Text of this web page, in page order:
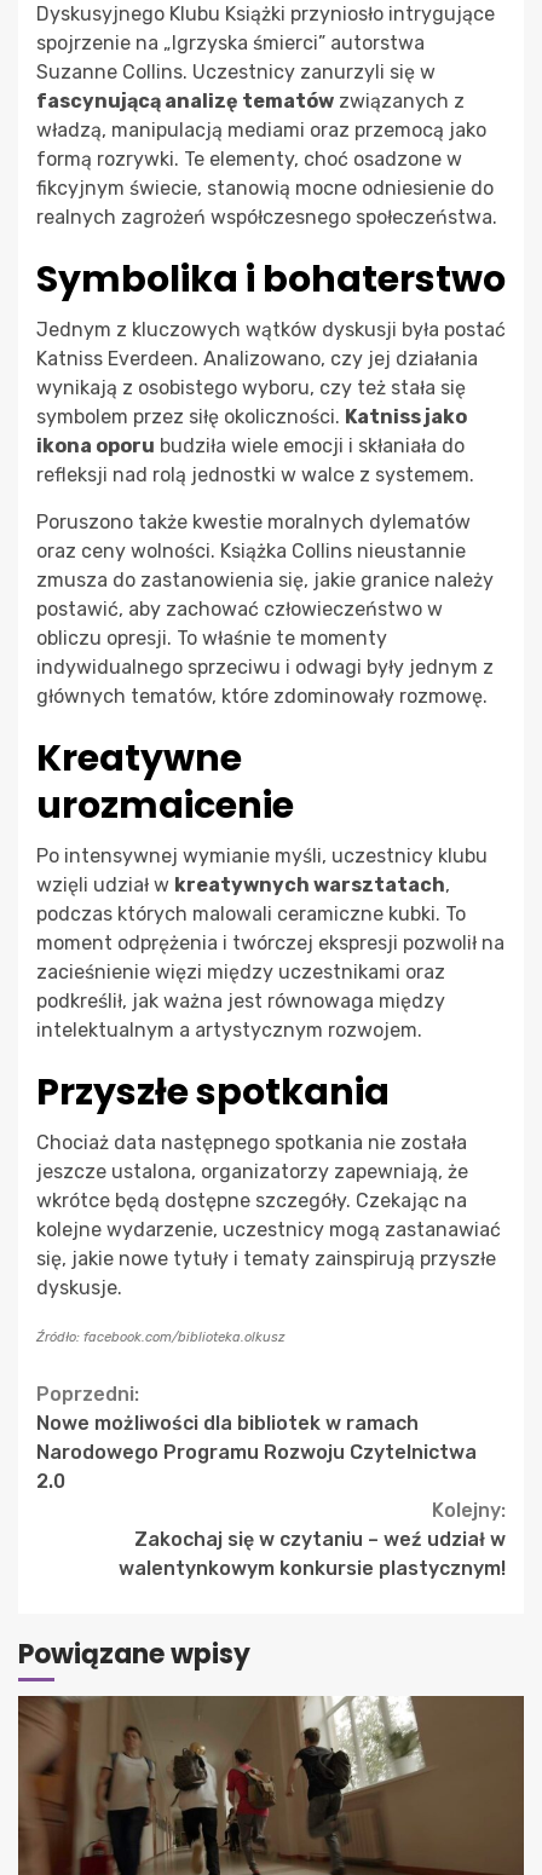
Dyskusyjnego Klubu Książki przyniosło intrygujące
spojrzenie na „Igrzyska śmierci” autorstwa
Suzanne Collins. Uczestnicy zanurzyli się w
fascynującą analizę tematów związanych z
władzą, manipulacją mediami oraz przemocą jako
formą rozrywki. Te elementy, choć osadzone w
fikcyjnym świecie, stanowią mocne odniesienie do
realnych zagrożeń współczesnego społeczeństwa.
Symbolika i bohaterstwo
Jednym z kluczowych wątków dyskusji była postać
Katniss Everdeen. Analizowano, czy jej działania
wynikają z osobistego wyboru, czy też stała się
symbolem przez siłę okoliczności. Katniss jako
ikona oporu budziła wiele emocji i skłaniała do
refleksji nad rolą jednostki w walce z systemem.
Poruszono także kwestie moralnych dylematów
oraz ceny wolności. Książka Collins nieustannie
zmusza do zastanowienia się, jakie granice należy
postawić, aby zachować człowieczeństwo w
obliczu opresji. To właśnie te momenty
indywidualnego sprzeciwu i odwagi były jednym z
głównych tematów, które zdominowały rozmowę.
Kreatywne
urozmaicenie
Po intensywnej wymianie myśli, uczestnicy klubu
wzięli udział w kreatywnych warsztatach,
podczas których malowali ceramiczne kubki. To
moment odprężenia i twórczej ekspresji pozwolił na
zacieśnienie więzi między uczestnikami oraz
podkreślił, jak ważna jest równowaga między
intelektualnym a artystycznym rozwojem.
Przyszłe spotkania
Chociaż data następnego spotkania nie została
jeszcze ustalona, organizatorzy zapewniają, że
wkrótce będą dostępne szczegóły. Czekając na
kolejne wydarzenie, uczestnicy mogą zastanawiać
się, jakie nowe tytuły i tematy zainspirują przyszłe
dyskusje.
Źródło: facebook.com/biblioteka.olkusz
Continue
Reading
Poprzedni:
Nowe możliwości dla bibliotek w ramach
Narodowego Programu Rozwoju Czytelnictwa
2.0
Kolejny:
Zakochaj się w czytaniu – weź udział w
walentynkowym konkursie plastycznym!
Powiązane wpisy